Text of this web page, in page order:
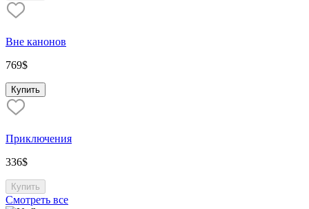
Вне канонов
769$
Купить
Приключения
336$
Купить
Смотреть все